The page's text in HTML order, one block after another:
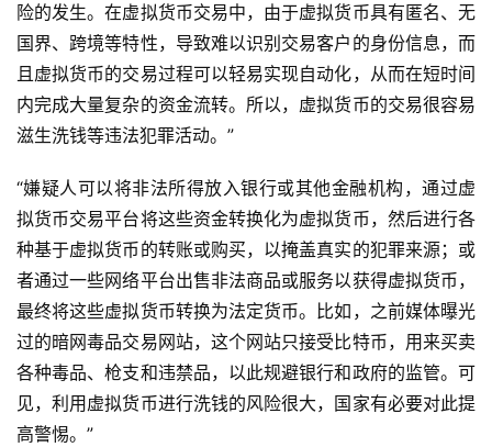
险的发生。在虚拟货币交易中，由于虚拟货币具有匿名、无
国界、跨境等特性，导致难以识别交易客户的身份信息，而
且虚拟货币的交易过程可以轻易实现自动化，从而在短时间
内完成大量复杂的资金流转。所以，虚拟货币的交易很容易
滋生洗钱等违法犯罪活动。”
“嫌疑人可以将非法所得放入银行或其他金融机构，通过虚
拟货币交易平台将这些资金转换化为虚拟货币，然后进行各
种基于虚拟货币的转账或购买，以掩盖真实的犯罪来源；或
者通过一些网络平台出售非法商品或服务以获得虚拟货币，
最终将这些虚拟货币转换为法定货币。比如，之前媒体曝光
过的暗网毒品交易网站，这个网站只接受比特币，用来买卖
各种毒品、枪支和违禁品，以此规避银行和政府的监管。可
见，利用虚拟货币进行洗钱的风险很大，国家有必要对此提
高警惕。”